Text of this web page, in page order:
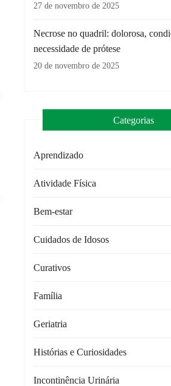
27 de novembro de 2025
Necrose no quadril: dolorosa,
necessidade de prótese
20 de novembro de 2025
Categorias
Aprendizado
Atividade Física
Bem-estar
Cuidados de Idosos
Curativos
Família
Geriatria
Histórias e Curiosidades
Incontinência Urinária